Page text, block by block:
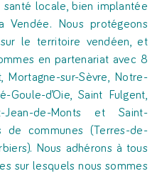
locale, bien implantée
Nous protégeons
le territoire vendéen, et
en partenariat avec 8
Mortagne-sur-Sèvre, Notre-
Goule-d’Oie, Saint Fulgent,
Jean-de-Monts et Saint-
de communes (Terres-de-
Nous adhérons à tous
sur lesquels nous sommes